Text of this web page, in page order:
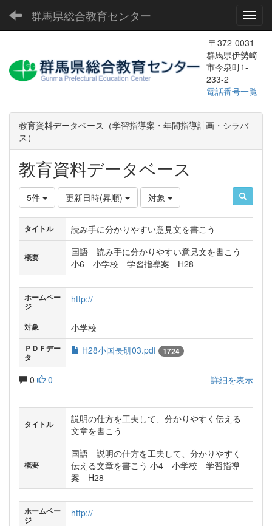
群馬県総合教育センター
〒372-0031
群馬県伊勢崎
市今泉町1-
233-2
電話番号一覧
教育資料データベース（学習指導案・年間指導計画・シラバ
ス）
教育資料データベース
5件 更新日時(昇順) 対象
タイトル 読み手に分かりやすい意見文を書こう
概要
国語 読み手に分かりやすい意見文を書こう
小6 小学校 学習指導案 H28
ホームペー
ジ
http://
対象 小学校
ＰＤＦデー
タ
H28小国長研03.pdf 1724
0 0 詳細を表示
タイトル
説明の仕方を工夫して、分かりやすく伝える
文章を書こう
概要
国語 説明の仕方を工夫して、分かりやすく
伝える文章を書こう 小4 小学校 学習指導
案 H28
ホームペー
ジ
http://